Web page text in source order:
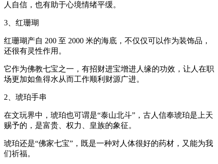
人自信，也有助于心境情绪平缓。
3、红珊瑚
红珊瑚产自 200 至 2000 米的海底，不仅仅可以作为装饰品，
还很有灵性作用。
它作为佛教七宝之一，有招财进宝增进人缘的功效，让人在职
场更加如鱼得水从而工作顺利财源广进。
2、琥珀手串
在文玩界中，琥珀也可谓是“泰山北斗”，古人信奉琥珀是上天
赐予的，是富贵、权力、皇族的象征。
琥珀还是“佛家七宝”，既是一种对人体很好的药材，又能为我
们祈福。